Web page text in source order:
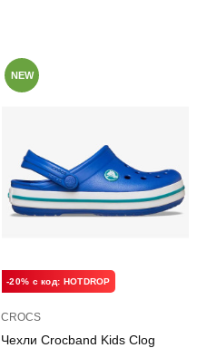
NEW
-20% с код: HOTDROP
CROCS
Чехли Crocband Kids Clog